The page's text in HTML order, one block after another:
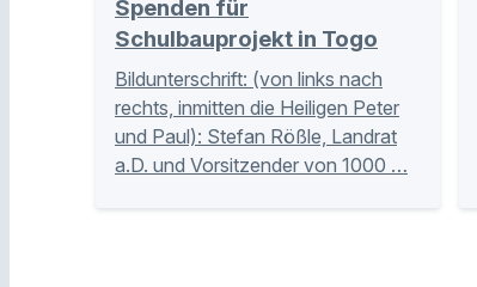
Spenden für
Schulbauprojekt in Togo
Bildunterschrift: (von links nach
rechts, inmitten die Heiligen Peter
und Paul): Stefan Rößle, Landrat
a.D. und Vorsitzender von 1000 …